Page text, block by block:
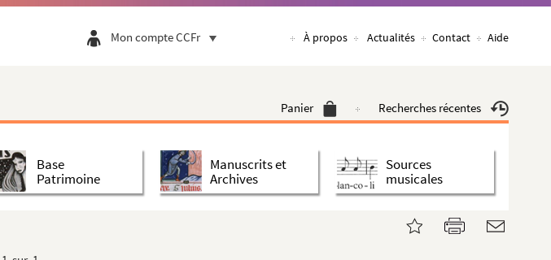
Mon compte CCFr À propos Actualités Contact Aide
Panier Recherches récentes
Base
Patrimoine
Manuscrits et
Archives
Sources
musicales